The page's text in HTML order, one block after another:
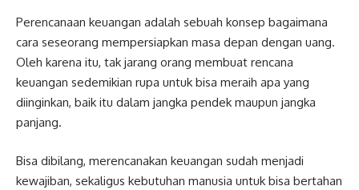
Perencanaan keuangan adalah sebuah konsep bagaimana
cara seseorang mempersiapkan masa depan dengan uang.
Oleh karena itu, tak jarang orang membuat rencana
keuangan sedemikian rupa untuk bisa meraih apa yang
diinginkan, baik itu dalam jangka pendek maupun jangka
panjang.
Bisa dibilang, merencanakan keuangan sudah menjadi
kewajiban, sekaligus kebutuhan manusia untuk bisa bertahan